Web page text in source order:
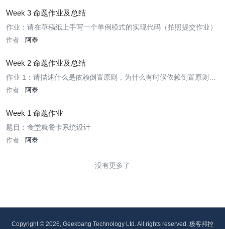
Week 3 命题作业及总结
作业：请在草稿纸上手写一个单例模式的实现代码（拍照提交作业）
作者 : 阿泰
Week 2 命题作业及总结
作业 1：请描述什么是依赖倒置原则，为什么有时候依赖倒置原则又
被称为好莱坞原则？ 作业 2：请用接口隔离原则优化 Cache 类的设
作者 : 阿泰
Week 1 命题作业
题目：食堂就餐卡系统设计
作者 : 阿泰
没有更多了
Copyright © 2026, Geekbang Technology Ltd. All rights reserved. 极客邦控